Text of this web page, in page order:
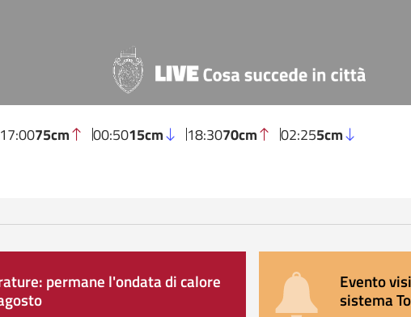
17:0075cm 00:5015cm 18:3070cm 02:255cm
permane l'ondata di calore Evento
sistema